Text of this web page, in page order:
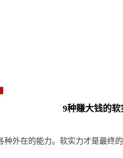
9种赚大钱的
种外在的能力。软实力才是最终